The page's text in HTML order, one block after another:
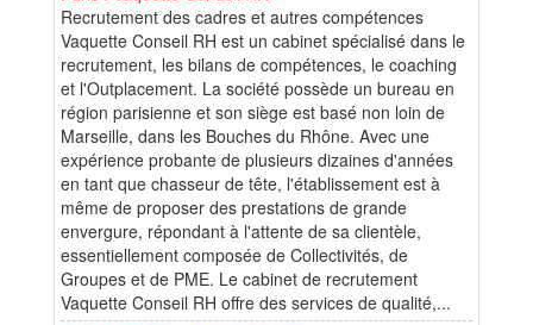
Recrutement des cadres et autres compétences
Vaquette Conseil RH est un cabinet spécialisé dans le
recrutement, les bilans de compétences, le coaching
et l'Outplacement. La société possède un bureau en
région parisienne et son siège est basé non loin de
Marseille, dans les Bouches du Rhône. Avec une
expérience probante de plusieurs dizaines d'années
en tant que chasseur de tête, l'établissement est à
même de proposer des prestations de grande
envergure, répondant à l'attente de sa clientèle,
essentiellement composée de Collectivités, de
Groupes et de PME. Le cabinet de recrutement
Vaquette Conseil RH offre des services de qualité,...